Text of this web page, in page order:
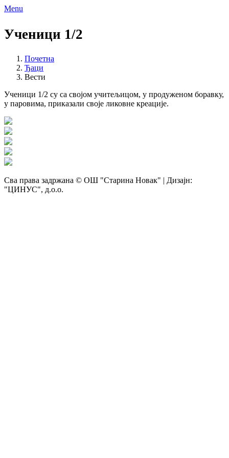
Menu
Ученици 1/2
Почетна
Ђаци
Вести
Ученици 1/2 су са својом учитељицом, у продуженом боравку,
у паровима, приказали своје ликовне креације.
Сва права задржана © ОШ "Старина Новак" | Дизајн:
"ЦИНУС", д.о.о.